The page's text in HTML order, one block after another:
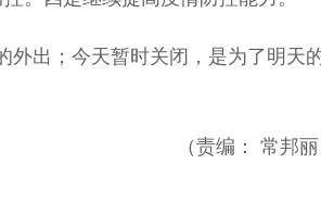
出；今天暂时关闭，是为了明天
（责编： 常邦